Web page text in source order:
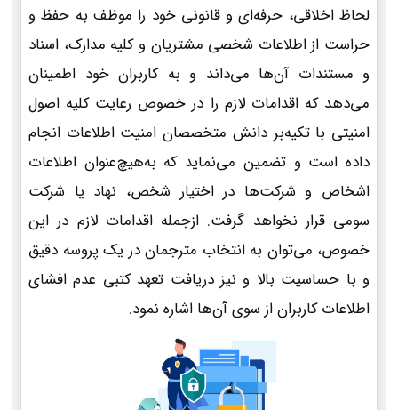
لحاظ اخلاقی، حرفه‌ای و قانونی خود را موظف به حفظ و
حراست از اطلاعات شخصی مشتریان و کلیه مدارک، اسناد
و مستندات آن‌ها می‌داند و به کاربران خود اطمینان
می‌دهد که اقدامات لازم را در خصوص رعایت کلیه اصول
امنیتی با تکیه‌بر دانش متخصصان امنیت اطلاعات انجام
داده است و تضمین می‌نماید که به‌هیچ‌عنوان اطلاعات
اشخاص و شرکت‌ها در اختیار شخص، نهاد یا شرکت
سومی قرار نخواهد گرفت. ازجمله اقدامات لازم در این
خصوص، می‌توان به انتخاب مترجمان در یک پروسه دقیق
و با حساسیت بالا و نیز دریافت تعهد کتبی عدم افشای
اطلاعات کاربران از سوی آن‌ها اشاره نمود.